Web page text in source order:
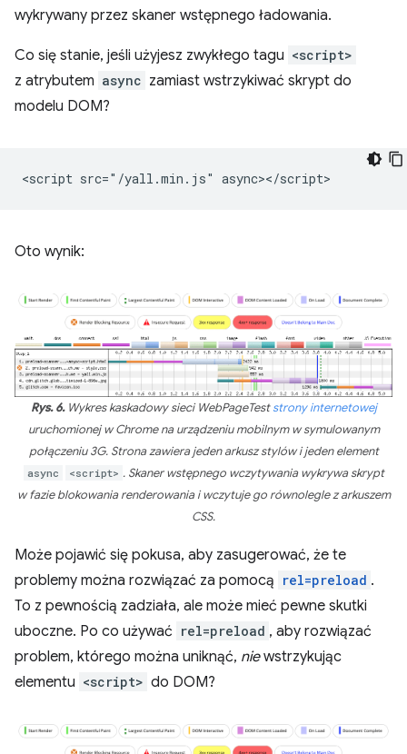
wykrywany przez skaner wstępnego ładowania.
Co się stanie, jeśli użyjesz zwykłego tagu <script>
z atrybutem async zamiast wstrzykiwać skrypt do
modelu DOM?
Oto wynik:
Rys. 6.Wykres kaskadowy sieci WebPageTeststrony internetowej
uruchomionej w Chrome na urządzeniu mobilnym w symulowanym
połączeniu 3G. Strona zawiera jeden arkusz stylów i jeden element
async <script> . Skaner wstępnego wczytywania wykrywa skrypt
w fazie blokowania renderowania i wczytuje go równolegle z arkuszem
CSS.
Może pojawić się pokusa, aby zasugerować, że te
problemy można rozwiązać za pomocą rel=preload .
To z pewnością zadziała, ale może mieć pewne skutki
uboczne. Po co używać rel=preload , aby rozwiązać
problem, którego można uniknąć, niewstrzykując
elementu <script> do DOM?